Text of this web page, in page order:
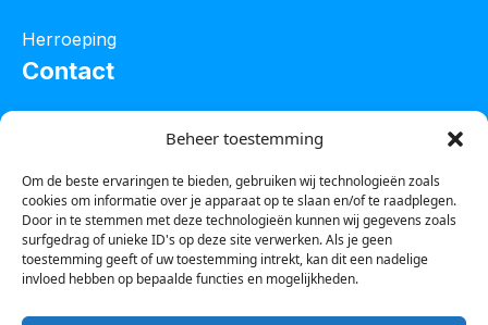
Beheer toestemming
Om de beste ervaringen te bieden, gebruiken wij technologieën zoals
cookies om informatie over je apparaat op te slaan en/of te raadplegen.
Door in te stemmen met deze technologieën kunnen wij gegevens zoals
surfgedrag of unieke ID's op deze site verwerken. Als je geen
toestemming geeft of uw toestemming intrekt, kan dit een nadelige
invloed hebben op bepaalde functies en mogelijkheden.
Herroeping
Contact
Tel :0850601800
Whatsapp : 0623388306